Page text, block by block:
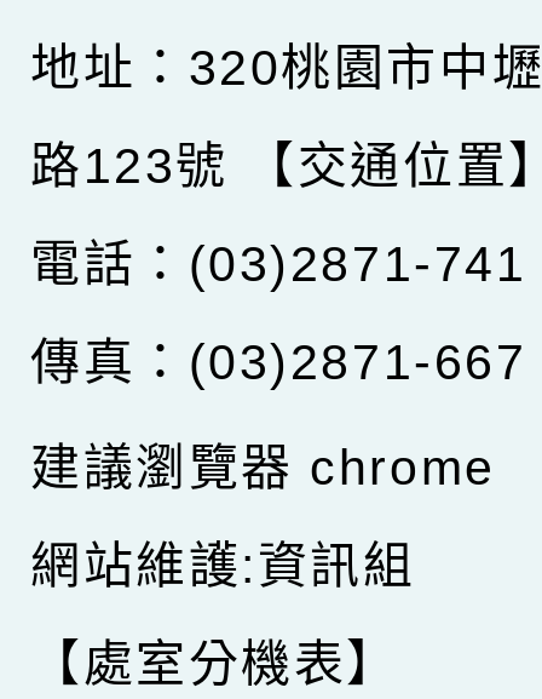
地址：320桃園市中
路123號
【交通位置
電話：(03)2871-741
傳真：(03)2871-667
建議瀏覽器 chrome
網站維護:資訊組
【處室分機表】